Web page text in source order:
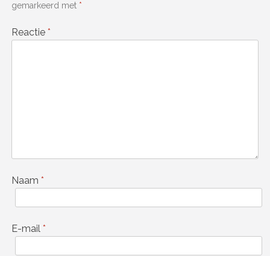
gemarkeerd met *
Reactie *
Naam *
E-mail *